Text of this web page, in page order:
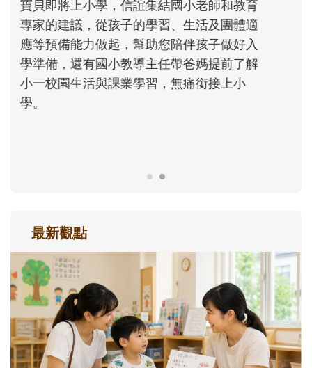
沒有人天生就擅長當爸爸！男人總是在一次
次「前所未有」的體驗中，跟著孩子一起長
大。從給予安全感的肢體遊戲，到獨立自
主、角色認同及解決問題的能力養成。爸爸
正嘗試用不同的模樣，參與孩子每個重要的
最新觀點